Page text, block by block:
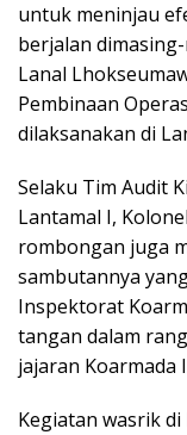
untuk meninjau
berjalan
Lanal
Pembinaan
dilaksanakan di
Selaku Tim Audit
Lantamal I,
rombongan juga
sambutannya
Inspektorat
tangan dalam
jajaran Koarmada
Kegiatan wasrik